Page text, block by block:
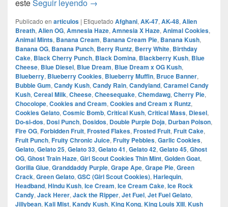
esteSeguir leyendo Las 100 Variedades de Marihuana
→
Publicado en articulos | Etiquetado Afghani, AK-47, AK-48, Alien
Breath, Alien OG, Amnesia Haze, Amnesia X Haze, Animal Cookies,
Animal Mints, Banana Cream, Banana Cream Pie, Banana Kush,
Banana OG, Banana Punch, Berry Runtz, Berry White, Birthday
Cake, Black Cherry Punch, Black Domina, Blackberry Kush, Blue
Cheese, Blue Diesel, Blue Dream, Blue Dream x OG Kush,
Blueberry, Blueberry Cookies, Blueberry Muffin, Bruce Banner,
Bubble Gum, Candy Kush, Candy Rain, Candyland, Caramel Candy
Kush, Cereal Milk, Cheese, Cheesequake, Chemdawg, Cherry Pie,
Chocolope, Cookies and Cream, Cookies and Cream x Runtz,
Cookies Gelato, Cosmic Bomb, Critical Kush, Critical Mass, Diesel,
Do-si-dos, Dosi Punch, Dosidos, Double Purple Doja, Durban Poison,
Fire OG, Forbidden Fruit, Frosted Flakes, Frosted Fruit, Fruit Cake,
Fruit Punch, Fruity Chronic Juice, Fruity Pebbles, Garlic Cookies,
Gelato, Gelato 25, Gelato 33, Gelato 41, Gelato 42, Gelato 45, Ghost
OG, Ghost Train Haze, Girl Scout Cookies Thin Mint, Golden Goat,
Gorilla Glue, Granddaddy Purple, Grape Ape, Grape Pie, Green
Crack, Green Gelato, GSC (Girl Scout Cookies), Harlequin,
Headband, Hindu Kush, Ice Cream, Ice Cream Cake, Ice Rock
Candy, Jack Herer, Jack the Ripper, Jet Fuel, Jet Fuel Gelato,
Jillybean, Kali Mist, Kandy Kush, King Kong, King Louis XIII, Kush